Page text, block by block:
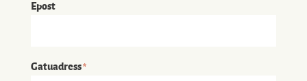
Epost
Gatuadress*